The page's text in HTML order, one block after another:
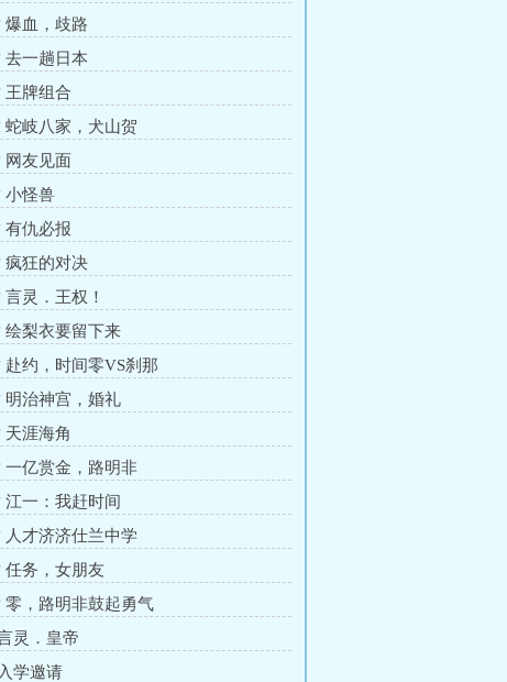
爆血，歧路
去一趟日本
王牌组合
蛇岐八家，犬山贺
网友见面
小怪兽
有仇必报
疯狂的对决
灵．王权！
绘梨衣要留下来
赴约，时间零VS刹那
明治神宫，婚礼
天涯海角
一亿赏金，路明非
江一：我赶时间
人才济济仕兰中学
任务，女朋友
零，路明非鼓起勇气
灵．皇帝
学邀请